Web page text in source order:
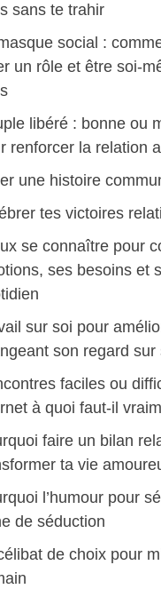
sans te trahir
social :
un rôle et être soi-
libéré : bonne ou
renforcer la relation
une histoire
tes victoires
se connaître pour
ses besoins et
sur soi pour
son regard sur
faciles ou
à quoi faut-il
faire un bilan
ta vie
l’humour pour
de séduction
de choix pour